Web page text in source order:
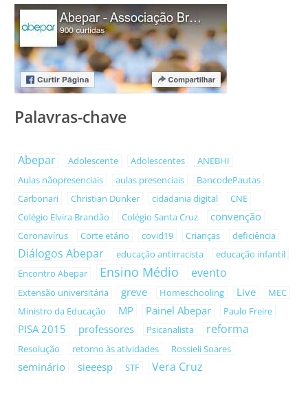
Palavras-chave
Abepar Adolescente Adolescentes
ANEBHI
Aulas nãopresenciais
aulas presenciais
BancodePautas
Carbonari
Christian Dunker cidadania digital
CNE
Colégio Elvira Brandão
Colégio Santa Cruz convenção
Coronavírus Corte etário covid19 Crianças deficiência
Diálogos Abepar educação antirracista
educação infantil
Encontro Abepar
Ensino Médio evento
Extensão universitária greve Homeschooling Live
MEC
Ministro da Educação
MP Painel Abepar Paulo Freire
PISA 2015 professores Psicanalista reforma
Resolução retorno às atividades Rossieli Soares
seminário sieeesp STF Vera Cruz